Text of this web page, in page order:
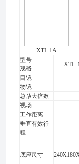
XTL-1A
型号
规格
XTL-
目镜
物镜
总放大倍数
视场
工作距离
垂直有效行
程
底座尺寸